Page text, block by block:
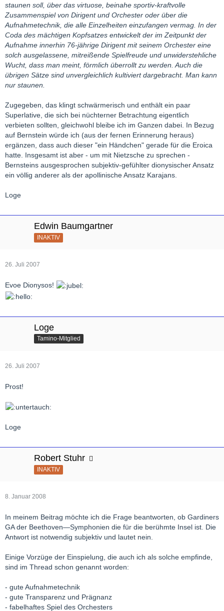
staunen soll, über das virtuose, beinahe sportiv-kraftvolle
Zusammenspiel von Dirigent und Orchester oder über die
Aufnahmetechnik, die alle Einzelheiten einzufangen vermag. In der
Coda des mächtigen Kopfsatzes entwickelt der im Zeitpunkt der
Aufnahme innerhin 76-jährige Dirigent mit seinem Orchester eine
solch ausgelassene, mitreißende Spielfreude und unwiderstehliche
Wucht, dass man meint, förmlich überrollt zu werden. Auch die
übrigen Sätze sind unvergleichlich kultiviert dargebracht. Man kann
nur staunen.
Zugegeben, das klingt schwärmerisch und enthält ein paar
Superlative, die sich bei nüchterner Betrachtung eigentlich
verbieten sollten, gleichwohl bleibe ich im Ganzen dabei. In Bezug
auf Bernstein würde ich (aus der fernen Erinnerung heraus)
ergänzen, dass auch dieser "ein Händchen" gerade für die Eroica
hatte. Insgesamt ist aber - um mit Nietzsche zu sprechen -
Bernsteins ausgesprochen subjektiv-gefühlter dionysischer Ansatz
ein völlig anderer als der apollinische Ansatz Karajans.
Loge
Edwin Baumgartner
INAKTIV
26. Juli 2007
Evoe Dionysos!
Loge
Tamino-Mitglied
26. Juli 2007
Prost!
Loge
Robert Stuhr
INAKTIV
8. Januar 2008
In meinem Beitrag möchte ich die Frage beantworten, ob Gardiners
GA der Beethoven—Symphonien die für die berühmte Insel ist. Die
Antwort ist notwendig subjektiv und lautet nein.
Einige Vorzüge der Einspielung, die auch ich als solche empfinde,
sind im Thread schon genannt worden:
- gute Aufnahmetechnik
- gute Transparenz und Prägnanz
- fabelhaftes Spiel des Orchesters